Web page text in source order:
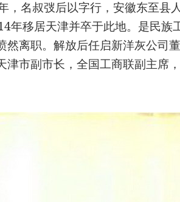
，名叔弢后以字行，安徽东至县
年移居天津并卒于此地。是民族
然离职。解放后任启新洋灰公司
津市副市长，全国工商联副主席